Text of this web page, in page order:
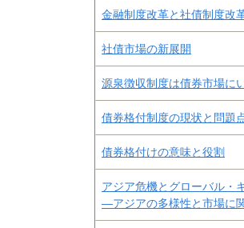
金融制度改革と社債制度改
社債市場の新展開
源泉徴収制度は債券市場に
債券格付制度の現状と問題
債券格付けの意味と役割
アジア危機とグローバル・
―アジアの多様性と市場に